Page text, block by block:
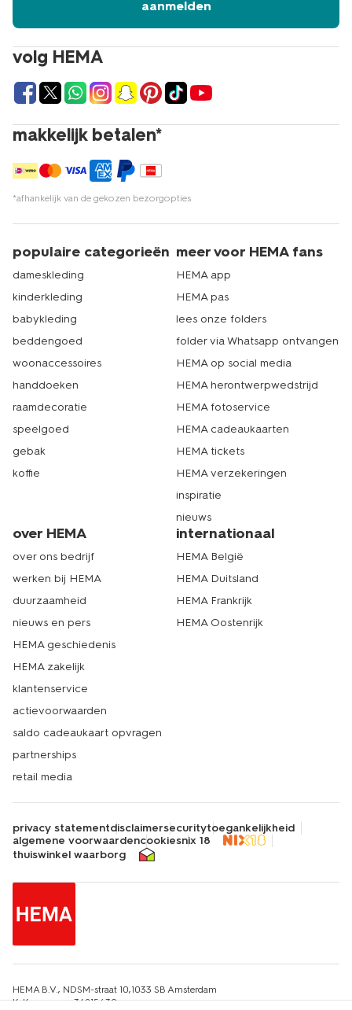
volg HEMA
makkelijk betalen*
*afhankelijk van de gekozen bezorgopties
aanmelden
populaire categorieën
dameskleding
kinderkleding
babykleding
beddengoed
woonaccessoires
handdoeken
raamdecoratie
speelgoed
gebak
koffie
meer voor HEMA fans
HEMA app
HEMA pas
lees onze folders
folder via Whatsapp ontvangen
HEMA op social media
HEMA herontwerpwedstrijd
HEMA fotoservice
HEMA cadeaukaarten
HEMA tickets
HEMA verzekeringen
inspiratie
nieuws
over HEMA
over ons bedrijf
werken bij HEMA
duurzaamheid
nieuws en pers
HEMA geschiedenis
HEMA zakelijk
klantenservice
actievoorwaarden
saldo cadeaukaart opvragen
partnerships
retail media
internationaal
HEMA België
HEMA Duitsland
HEMA Frankrijk
HEMA Oostenrijk
privacy statementdisclaimersecuritytoegankelijkheid
algemene voorwaardencookiesnix 18
thuiswinkel waarborg
HEMA B.V., NDSM-straat 10,1033 SB Amsterdam
KvK-nummer: 34215639